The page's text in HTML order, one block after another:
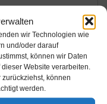
wir Technologien wie
und/oder darauf
können wir Daten
Website verarbeiten.
können
werden.